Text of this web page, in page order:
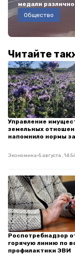
медали
Общество
Читайте
Управление
земельных
напомнило нормы
Экономика•5 августа ,
Роспотребнадзор
горячую линию по
профилактики ЭВИ